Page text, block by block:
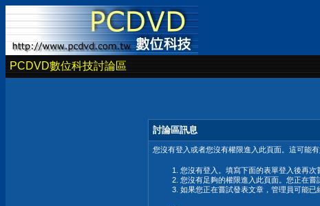
PCDVD數位科技討論區
討論區訊息
您沒有登入或者您沒有權限進入此頁面。這可能
您沒有登入。填寫下面的表單登入後再次
您沒有足夠的權限進入此頁面。您正在
如果您正在嘗試發表文章，管理員可能已